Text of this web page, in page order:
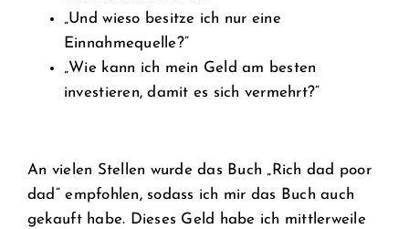
„Und wieso besitze ich nur eine
Einnahmequelle?“
„Wie kann ich mein Geld am besten
investieren, damit es sich vermehrt?“
An vielen Stellen wurde das Buch „Rich dad poor
dad“ empfohlen, sodass ich mir das Buch auch
gekauft habe. Dieses Geld habe ich mittlerweile